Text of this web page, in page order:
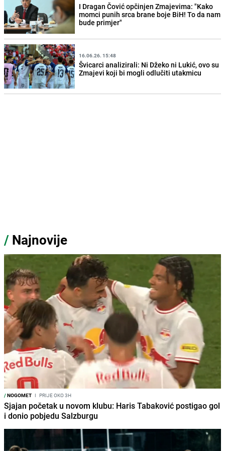
I Dragan Čović opčinjen Zmajevima: "Kako
momci punih srca brane boje BiH! To da nam
bude primjer"
16.06.26. 15:48
Švicarci analizirali: Ni Džeko ni Lukić, ovo su
Zmajevi koji bi mogli odlučiti utakmicu
/ Najnovije
/NOGOMET I PRIJE OKO 3H
Sjajan početak u novom klubu: Haris Tabaković postigao gol
i donio pobjedu Salzburgu